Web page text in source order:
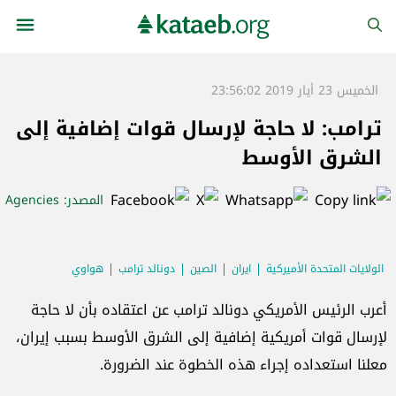
الخميس 23 أيار 2019 23:56:02
ترامب: لا حاجة لإرسال قوات إضافية إلى
الشرق الأوسط
المصدر: Agencies
الولايات المتحدة الأميركية ايران الصين دونالد ترامب هواوي
أعرب الرئيس الأمريكي دونالد ترامب عن اعتقاده بأن لا حاجة
لإرسال قوات أمريكية إضافية إلى الشرق الأوسط بسبب إيران،
معلنا استعداده إجراء هذه الخطوة عند الضرورة.